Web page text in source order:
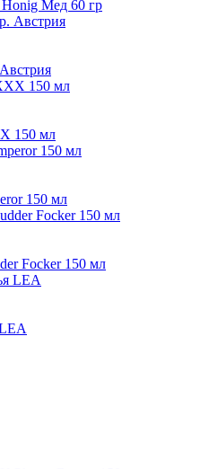
Мед 60 гр
150 мл
150 мл
Focker 150 мл